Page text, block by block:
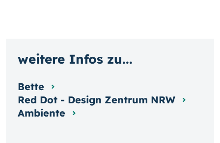
weitere Infos zu...
Bette
Red Dot - Design Zentrum NRW
Ambiente